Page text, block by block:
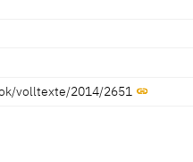
volltexte/2014/2651